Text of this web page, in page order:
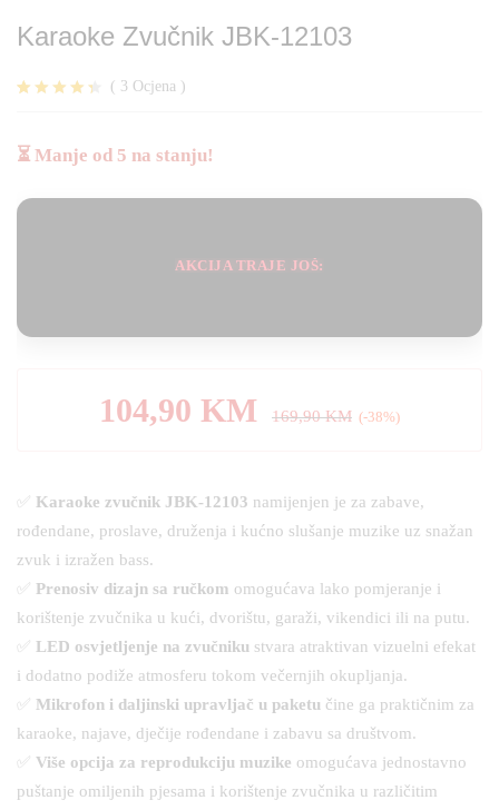
Karaoke Zvučnik JBK-12103
4.33od
ukupno 5
korisnika)
( 3 Ocjena )
⏳ Manje od 5 na stanju!
AKCIJA TRAJE JOŠ:
104,90 KM 169,90KM (-38%)
Karaoke zvučnik JBK-12103 namijenjen je za zabave,
rođendane, proslave, druženja i kućno slušanje muzike uz snažan
zvuk i izražen bass.
Prenosiv dizajn sa ručkom omogućava lako pomjeranje i
korištenje zvučnika u kući, dvorištu, garaži, vikendici ili na putu.
LED osvjetljenje na zvučniku stvara atraktivan vizuelni efekat
i dodatno podiže atmosferu tokom večernjih okupljanja.
Mikrofon i daljinski upravljač u paketu čine ga praktičnim za
karaoke, najave, dječije rođendane i zabavu sa društvom.
Više opcija za reprodukciju muzike omogućava jednostavno
puštanje omiljenih pjesama i korištenje zvučnika u različitim